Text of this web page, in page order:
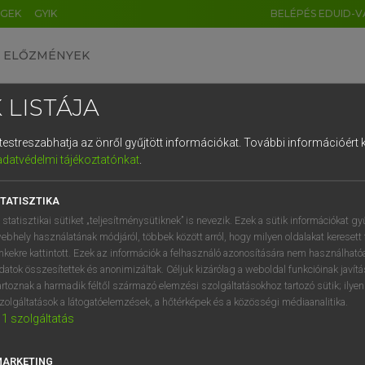
GYIK BELÉPÉS EDUID-
ELŐZMÉNYEK
nagyszótár
VAN ELŐFIZETÉSED?
megtekintéséhez.
LISTÁJA
az önről gyűjtött információkat. További információért
tájékoztatónkat.
statisztikai sütiket „teljesítménysütiknek” is nevezik. Ezek a sütik információkat
használatának módjáról, többek között arról, hogy milyen oldalakat keresett
kattintott. Ezek az információk a felhasználó azonosítására nem
összesítettek és anonimizáltak. Céljuk kizárólag a weboldal funkcióinak
a harmadik féltől származó elemzési szolgáltatásokhoz tartozó sütik;
a látogatóelemzések, a hőtérképek és a közösségi médiaanalitika.
1 szolgáltatás
DE CN FR ES IT NL
1 2 3 4 5 6 7 8 9
q w e r t z u i
a s d f g h j k l é
í y x c v b n m , .